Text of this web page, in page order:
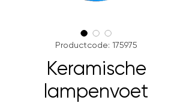
Productcode: 175975
Keramische
lampenvoet